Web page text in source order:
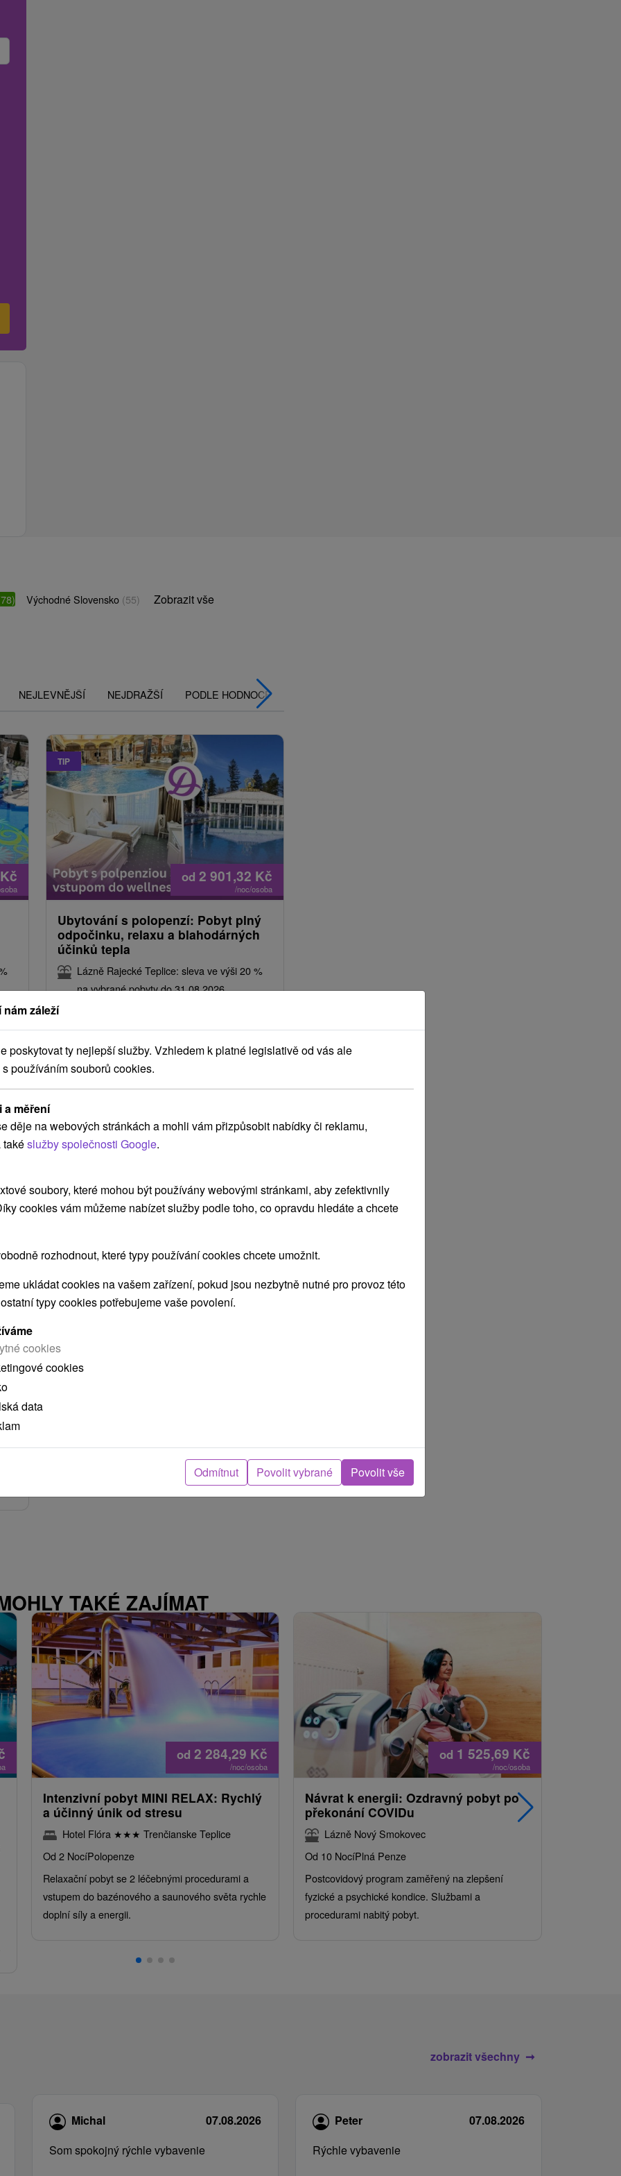
Východné Slovensko (55) Zobrazit vše
NEJLEVNĚJŠÍ NEJDRAŽŠÍ PODLE HODNOCENÍ
Kč
TIP
od 2 901,32 Kč
/noc/osoba
Ubytování s polopenzí: Pobyt plný
odpočinku, relaxu a blahodárných
účinků tepla
Lázně Rajecké Teplice: sleva ve výši 20 %
na vybrané pobyty do 31.08.2026
9,5 (423 recenzí)Od 2 NocíPolopenze
Zažijte dokonalý odpočinek v termálních
bazénech a saunovém světě. Ubytování,
polopenze a neomezený vstup do bazénů a
Kč
TAKÉ ZAJÍMAT
od 2 284,29 Kč
/noc/osoba
Intenzivní pobyt MINI RELAX: Rychlý
a účinný únik od stresu
Hotel Flóra ★★★ Trenčianske Teplice
Od 2 NocíPolopenze
Relaxační pobyt se 2 léčebnými procedurami a
vstupem do bazénového a saunového světa rychle
doplní síly a energii.
od 1 525,69 Kč
/noc/osoba
Návrat k energii: Ozdravný pobyt po
překonání COVIDu
Lázně Nový Smokovec
Od 10 NocíPlná Penze
Postcovidový program zaměřený na zlepšení
fyzické a psychické kondice. Službami a
procedurami nabitý pobyt.
zobrazit všechny
Michal
07.08.2026
Som spokojný rýchle vybavenie
Peter
07.08.2026
Rýchle vybavenie
záleží
poskytovat ty nejlepší služby. Vzhledem k platné legislativě od vás ale
používáním souborů cookies.
a měření
děje na webových stránkách a mohli vám přizpůsobit nabídky či reklamu,
takéslužby společnosti Google.
soubory, které mohou být používány webovými stránkami, aby zefektivnily
cookies vám můžeme nabízet služby podle toho, co opravdu hledáte a chcete
rozhodnout, které typy používání cookies chcete umožnit.
ukládat cookies na vašem zařízení, pokud jsou nezbytně nutné pro provoz této
typy cookies potřebujeme vaše povolení.
cookies
cookies
data
Odmítnut Povolit vybrané Povolit vše